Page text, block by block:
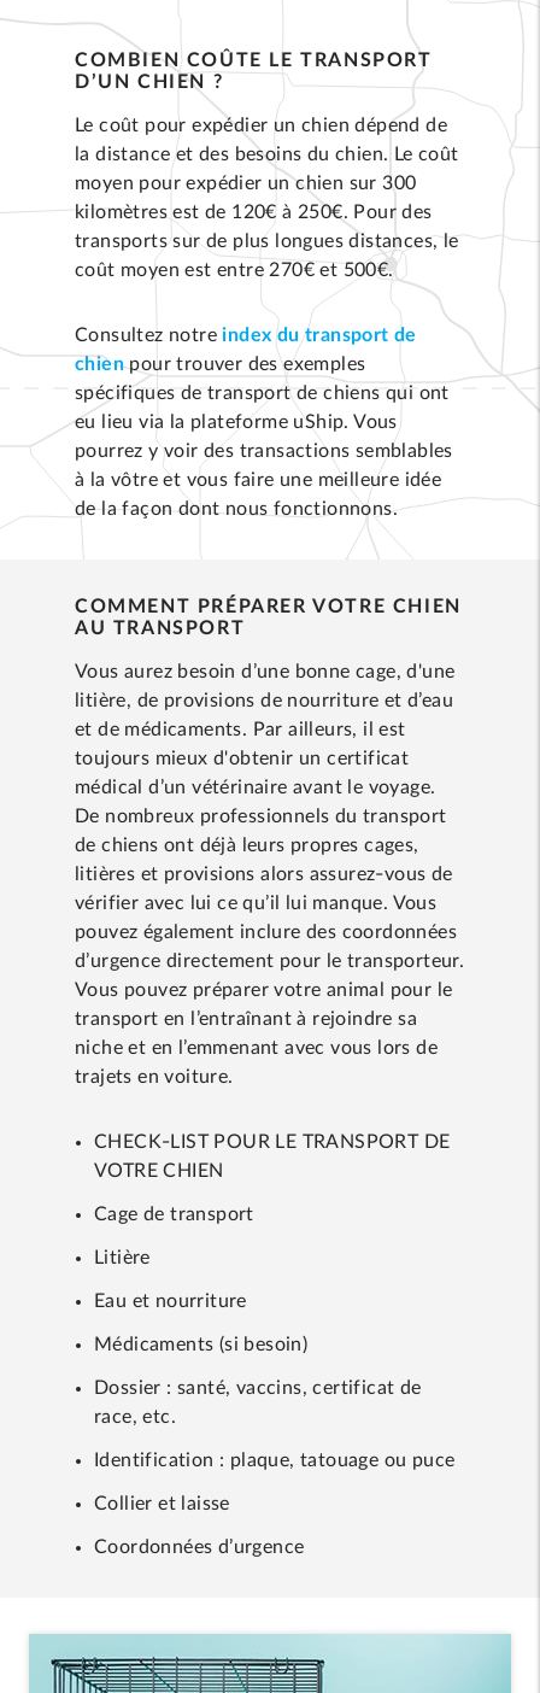
COMBIEN COÛTE LE TRANSPORT
D’UN CHIEN ?
Le coût pour expédier un chien dépend de
la distance et des besoins du chien. Le coût
moyen pour expédier un chien sur 300
kilomètres est de 120€ à 250€. Pour des
transports sur de plus longues distances, le
coût moyen est entre 270€ et 500€.
Consultez notreindex du transport de
chienpour trouver des exemples
spécifiques de transport de chiens qui ont
eu lieu via la plateforme uShip. Vous
pourrez y voir des transactions semblables
à la vôtre et vous faire une meilleure idée
de la façon dont nous fonctionnons.
COMMENT PRÉPARER VOTRE CHIEN
AU TRANSPORT
Vous aurez besoin d’une bonne cage, d'une
litière, de provisions de nourriture et d’eau
et de médicaments. Par ailleurs, il est
toujours mieux d'obtenir un certificat
médical d’un vétérinaire avant le voyage.
De nombreux professionnels du transport
de chiens ont déjà leurs propres cages,
litières et provisions alors assurez-vous de
vérifier avec lui ce qu’il lui manque. Vous
pouvez également inclure des coordonnées
d’urgence directement pour le transporteur.
Vous pouvez préparer votre animal pour le
transport en l’entraînant à rejoindre sa
niche et en l’emmenant avec vous lors de
trajets en voiture.
CHECK-LIST POUR LE TRANSPORT DE
VOTRE CHIEN
Cage de transport
Litière
Eau et nourriture
Médicaments (si besoin)
Dossier : santé, vaccins, certificat de
race, etc.
Identification : plaque, tatouage ou puce
Collier et laisse
Coordonnées d’urgence